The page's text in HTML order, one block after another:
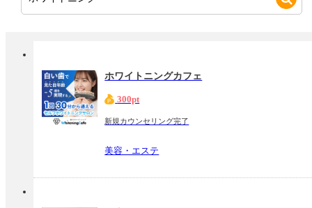
ホワイトニングカフェ
300pt
新規カウンセリング完了
美容・エステ